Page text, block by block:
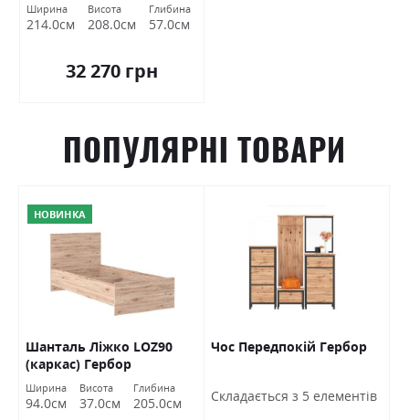
Ширина
214.0см
Висота
208.0см
Глибина
57.0см
32 270 грн
ПОПУЛЯРНІ ТОВАРИ
НОВИНКА
Шанталь Ліжко LOZ90
(каркас) Гербор
Ширина
94.0см
Висота
37.0см
Глибина
205.0см
Чос Передпокій Гербор
Cкладається з 5 елементів